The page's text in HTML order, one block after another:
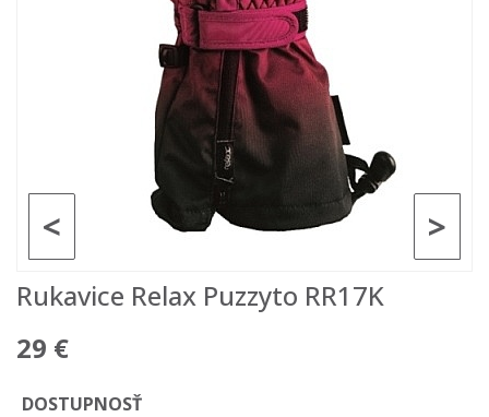
>
<
Rukavice Relax Puzzyto RR17K
29 €
DOSTUPNOSŤ